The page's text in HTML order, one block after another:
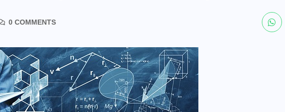
0 COMMENTS